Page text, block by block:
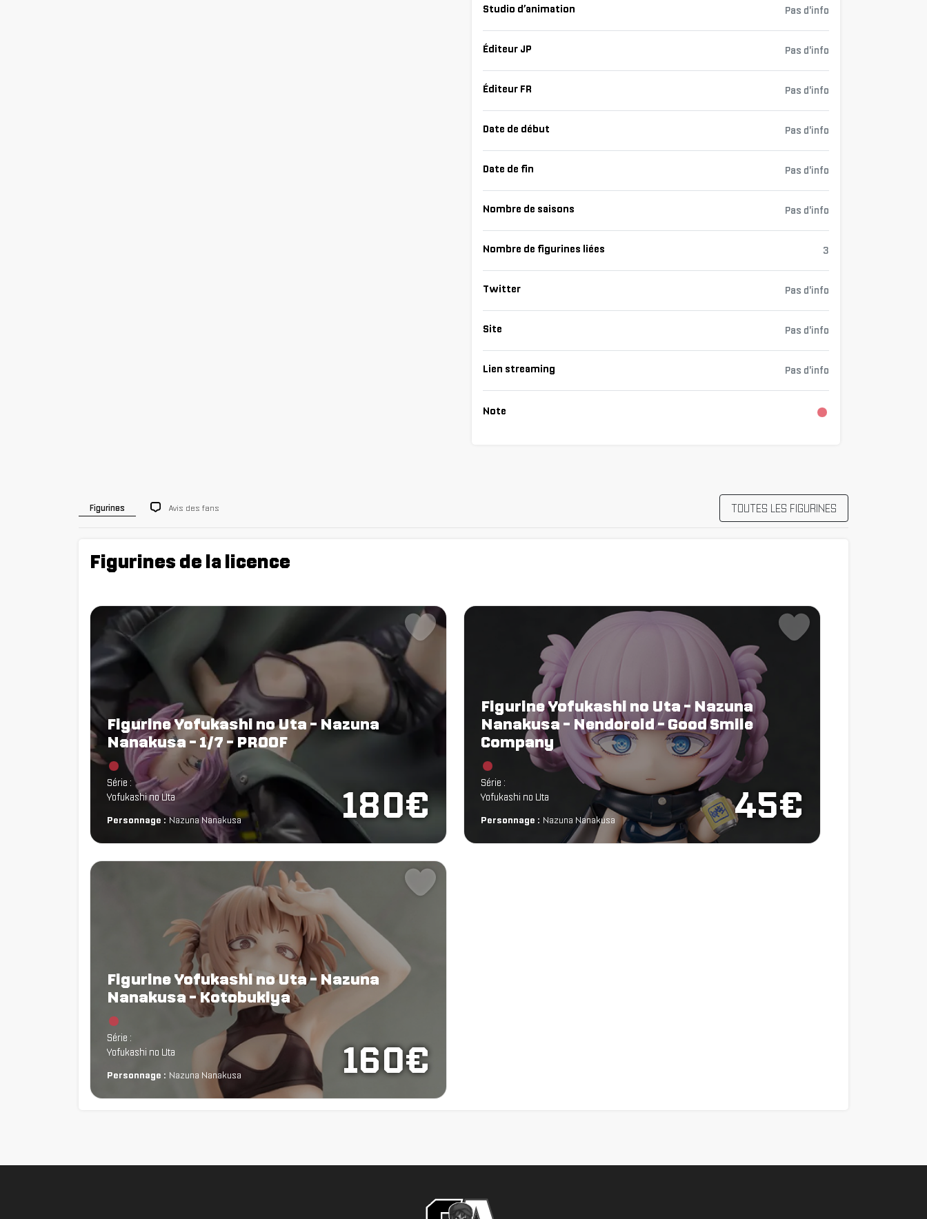
Studio d’animation Pas d'info
Éditeur JP Pas d'info
Éditeur FR Pas d'info
Date de début Pas d'info
Date de fin Pas d'info
Nombre de saisons Pas d'info
Nombre de figurines liées 3
Twitter Pas d'info
Site Pas d'info
Lien streaming Pas d'info
Note Chargement...
Figurines Avis des fans TOUTES LES FIGURINES
Figurines de la licence
180€
Figurine Yofukashi no Uta - Nazuna
Nanakusa - 1/7 - PROOF
Chargement...
Série :
Yofukashi no Uta
Personnage : Nazuna Nanakusa 45€
Figurine Yofukashi no Uta - Nazuna
Nanakusa - Nendoroid - Good Smile
Company
Chargement...
Série :
Yofukashi no Uta
Personnage : Nazuna Nanakusa
160€
Figurine Yofukashi no Uta - Nazuna
Nanakusa - Kotobukiya
Chargement...
Série :
Yofukashi no Uta
Personnage : Nazuna Nanakusa